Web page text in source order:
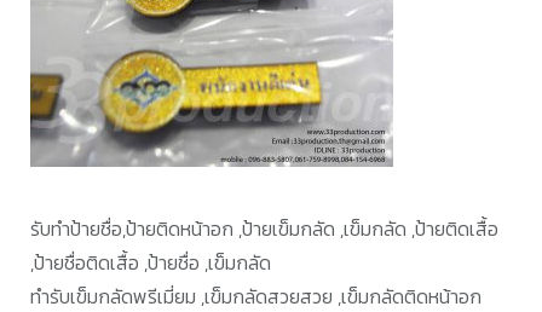
รับทำป้ายชื่อ,ป้ายติดหน้าอก ,ป้ายเข็มกลัด ,เข็มกลัด ,ป้ายติดเสื้อ
,ป้ายชื่อติดเสื้อ ,ป้ายชื่อ ,เข็มกลัด
ทำรับเข็มกลัดพรีเมี่ยม ,เข็มกลัดสวยสวย ,เข็มกลัดติดหน้าอก